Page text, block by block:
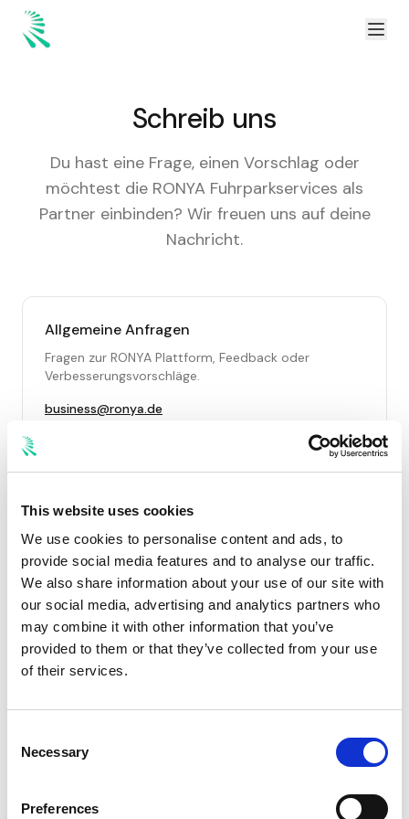
This website uses cookies
We use cookies to personalise content and ads, to
provide social media features and to analyse our traffic.
We also share information about your use of our site with
our social media, advertising and analytics partners who
may combine it with other information that you’ve
provided to them or that they’ve collected from your use
of their services.
Selection
Necessary
Preferences
Zum Inhalt springen
Zum Hauptinhalt springen
Schreib uns
Du hast eine Frage, einen Vorschlag oder
möchtest die RONYA Fuhrparkservices als
Partner einbinden? Wir freuen uns auf deine
Nachricht.
Allgemeine Anfragen
Fragen zur RONYA Plattform, Feedback oder
Verbesserungsvorschläge.
business@ronya.de
Plattform einbinden?
business@ronya.de
Stunden. Bei Partneranfragen kann es etwas länger
dauern — wir melden uns aber auf jeden Fall.